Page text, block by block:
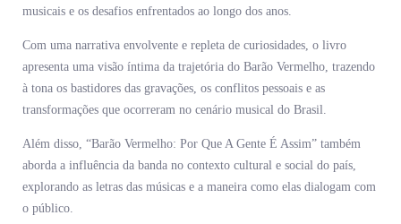
musicais e os desafios enfrentados ao longo dos anos.
Com uma narrativa envolvente e repleta de curiosidades, o livro
apresenta uma visão íntima da trajetória do Barão Vermelho, trazendo
à tona os bastidores das gravações, os conflitos pessoais e as
transformações que ocorreram no cenário musical do Brasil.
Além disso, “Barão Vermelho: Por Que A Gente É Assim” também
aborda a influência da banda no contexto cultural e social do país,
explorando as letras das músicas e a maneira como elas dialogam com
o público.